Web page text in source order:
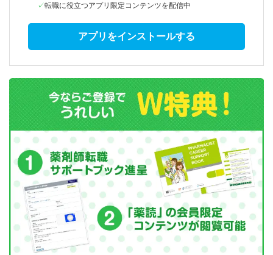
転職に役立つアプリ限定コンテンツを配信中
アプリをインストールする